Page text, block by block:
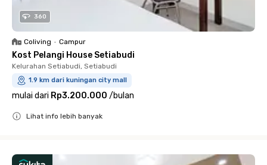
360
Coliving • Campur
Kost Pelangi House Setiabudi
Kelurahan Setiabudi, Setiabudi
1.9 km dari kuningan city mall
mulai dari Rp3.200.000 /bulan
Lihat info lebih banyak